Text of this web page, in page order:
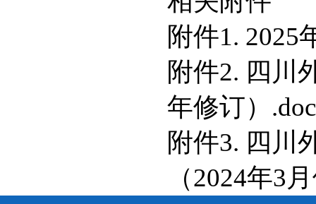
附件1. 2025
附件2. 四川
年修订）
附件3. 四川
（2024年3